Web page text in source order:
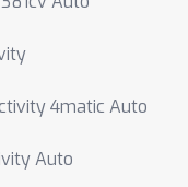
4matic Auto
Auto